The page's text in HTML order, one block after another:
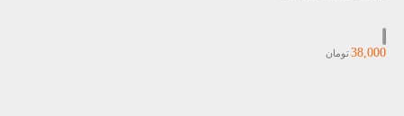
38,000تومان